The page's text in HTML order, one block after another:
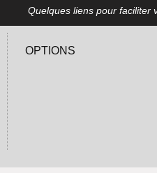
Quelques liens pour faciliter
OPTIONS